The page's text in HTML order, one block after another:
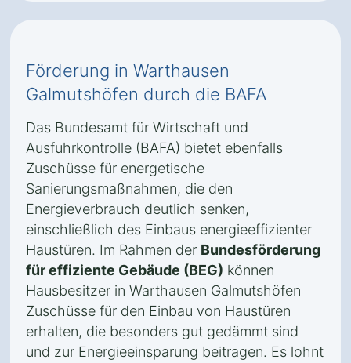
Förderung in Warthausen
Galmutshöfen durch die BAFA
Das Bundesamt für Wirtschaft und
Ausfuhrkontrolle (BAFA) bietet ebenfalls
Zuschüsse für energetische
Sanierungsmaßnahmen, die den
Energieverbrauch deutlich senken,
einschließlich des Einbaus energieeffizienter
Haustüren. Im Rahmen der Bundesförderung
für effiziente Gebäude (BEG) können
Hausbesitzer in Warthausen Galmutshöfen
Zuschüsse für den Einbau von Haustüren
erhalten, die besonders gut gedämmt sind
und zur Energieeinsparung beitragen. Es lohnt